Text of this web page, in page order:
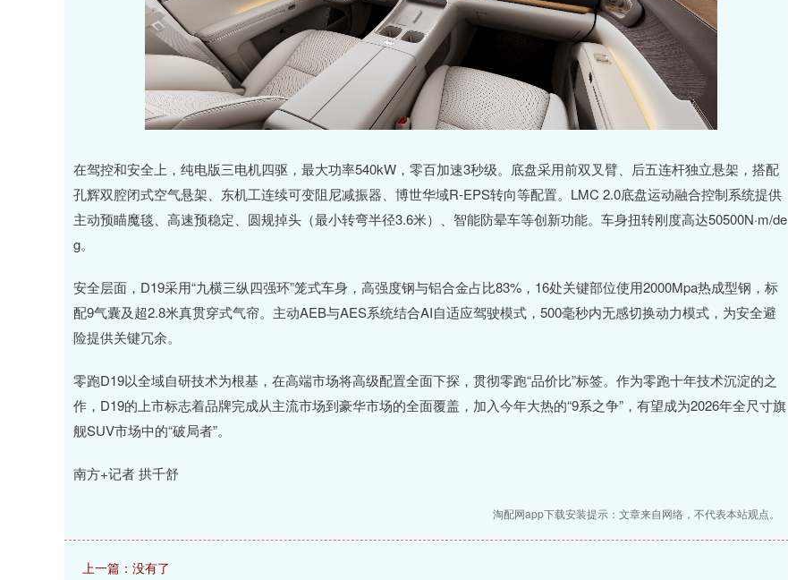
在驾控和安全上，纯电版三电机四驱，最大功率540kW，零百加速3秒级。底盘采用前双叉臂、后五连杆独立悬架，搭配
孔辉双腔闭式空气悬架、东机工连续可变阻尼减振器、博世华域R-EPS转向等配置。LMC 2.0底盘运动融合控制系统提供
主动预瞄魔毯、高速预稳定、圆规掉头（最小转弯半径3.6米）、智能防晕车等创新功能。车身扭转刚度高达50500N·m/de
g。
安全层面，D19采用“九横三纵四强环”笼式车身，高强度钢与铝合金占比83%，16处关键部位使用2000Mpa热成型钢，标
配9气囊及超2.8米真贯穿式气帘。主动AEB与AES系统结合AI自适应驾驶模式，500毫秒内无感切换动力模式，为安全避
险提供关键冗余。
零跑D19以全域自研技术为根基，在高端市场将高级配置全面下探，贯彻零跑“品价比”标签。作为零跑十年技术沉淀的之
作，D19的上市标志着品牌完成从主流市场到豪华市场的全面覆盖，加入今年大热的“9系之争”，有望成为2026年全尺寸旗
舰SUV市场中的“破局者”。
南方+记者 拱千舒
淘配网app下载安装提示：文章来自网络，不代表本站观点。
上一篇：没有了